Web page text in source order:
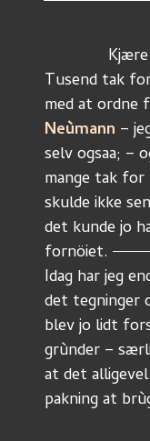
	      Kjære
Tusend tak
med at ordne
Neùmann –
selv ogsaa; –
mange tak for
skulde ikke
det kunde jo
fornöiet.
Idag har jeg
det tegninger
blev jo lidt
grùnder –
at det
pakning at